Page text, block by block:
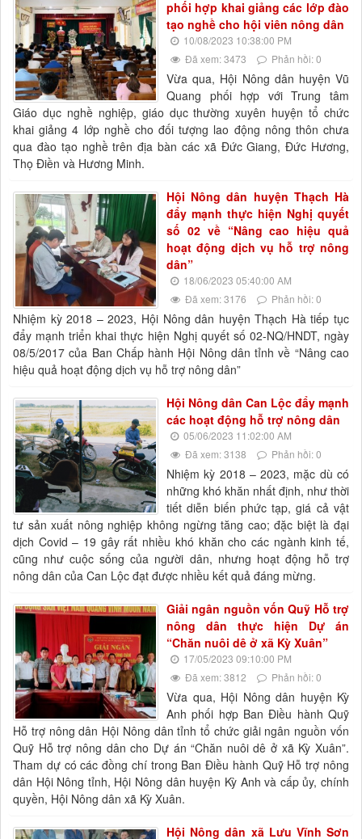
phối hợp khai giảng các lớp đào
tạo nghề cho hội viên nông dân
10/08/2023 10:38:00 PM
Đã xem: 3473
Phản hồi: 0
Vừa qua, Hội Nông dân huyện Vũ
Quang phối hợp với Trung tâm
Giáo dục nghề nghiệp, giáo dục thường xuyên huyện tổ chức
khai giảng 4 lớp nghề cho đối tượng lao động nông thôn chưa
qua đào tạo nghề trên địa bàn các xã Đức Giang, Đức Hương,
Thọ Điền và Hương Minh.
Hội Nông dân huyện Thạch Hà
đẩy mạnh thực hiện Nghị quyết
số 02 về “Nâng cao hiệu quả
hoạt động dịch vụ hỗ trợ nông
dân”
18/06/2023 05:40:00 AM
Đã xem: 3176
Phản hồi: 0
Nhiệm kỳ 2018 – 2023, Hội Nông dân huyện Thạch Hà tiếp tục
đẩy mạnh triển khai thực hiện Nghị quyết số 02-NQ/HNDT, ngày
08/5/2017 của Ban Chấp hành Hội Nông dân tỉnh về “Nâng cao
hiệu quả hoạt động dịch vụ hỗ trợ nông dân”
Hội Nông dân Can Lộc đẩy mạnh
các hoạt động hỗ trợ nông dân
05/06/2023 11:02:00 AM
Đã xem: 3138
Phản hồi: 0
Nhiệm kỳ 2018 – 2023, mặc dù có
những khó khăn nhất định, như thời
tiết diễn biến phức tạp, giá cả vật
tư sản xuất nông nghiệp không ngừng tăng cao; đặc biệt là đại
dịch Covid – 19 gây rất nhiều khó khăn cho các ngành kinh tế,
cũng như cuộc sống của người dân, nhưng hoạt động hỗ trợ
nông dân của Can Lộc đạt được nhiều kết quả đáng mừng.
Giải ngân nguồn vốn Quỹ Hỗ trợ
nông dân thực hiện Dự án
“Chăn nuôi dê ở xã Kỳ Xuân”
17/05/2023 09:10:00 PM
Đã xem: 3812
Phản hồi: 0
Vừa qua, Hội Nông dân huyện Kỳ
Anh phối hợp Ban Điều hành Quỹ
Hỗ trợ nông dân Hội Nông dân tỉnh tổ chức giải ngân nguồn vốn
Quỹ Hỗ trợ nông dân cho Dự án “Chăn nuôi dê ở xã Kỳ Xuân”.
Tham dự có các đồng chí trong Ban Điều hành Quỹ Hỗ trợ nông
dân Hội Nông tỉnh, Hội Nông dân huyện Kỳ Anh và cấp ủy, chính
quyền, Hội Nông dân xã Kỳ Xuân.
Hội Nông dân xã Lưu Vĩnh Sơn